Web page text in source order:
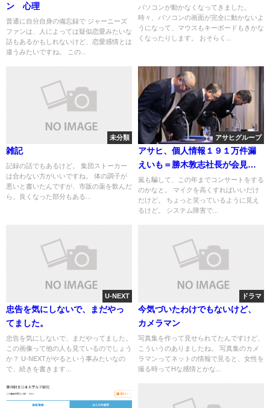
ン 心理
普通に自分自身の備忘録で ジャーニーズ
ファンは、人によっては疑似恋愛みたいな
話もあるかもしれないけど、恋愛感情とは
違うみたいですね。 この...
パソコンが動かなくなってきました。
時々、パソコンの画面が完全に動かないよ
うになって、マウスもキーボードもきかな
くなったりします。 おそらく...
未分類
雑記
記録の話でもあるけど。 集団ストーカー
は合わない方がいいですね。 体の調子が
悪いと書いたんですが、市販の薬を飲んだ
ら、良くなった部分もある...
アサヒグループ
アサヒ、個人情報１９１万件漏
えいも＝勝木敦志社長が会見で
陳謝、来月受注再開
嵐も騙して、この年までコンサートをする
のかなと。 マイクを高くすればいいだけ
だけど。 ちょっと笑っているように見え
るけど。 システム障害で...
U-NEXT
忠告を気にしないで、まだやっ
てました。
忠告を気にしないで、まだやってました。
この画像って他の人も見ているのでしょう
か？ U-NEXTがやるという事みたいなの
で、続きを書きます...
ドラマ
今気づいたわけでもないけど、
カメラマン
写真集を作って見せられてたんですけど、
こういうのありましたね。 写真集のカメ
ラマンってネットの情報で見ると、女性を
撮る時ってHな感情とかな...